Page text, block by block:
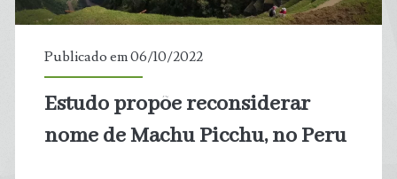
Publicado em 06/10/2022
Estudo propõe reconsiderar
nome de Machu Picchu, no Peru